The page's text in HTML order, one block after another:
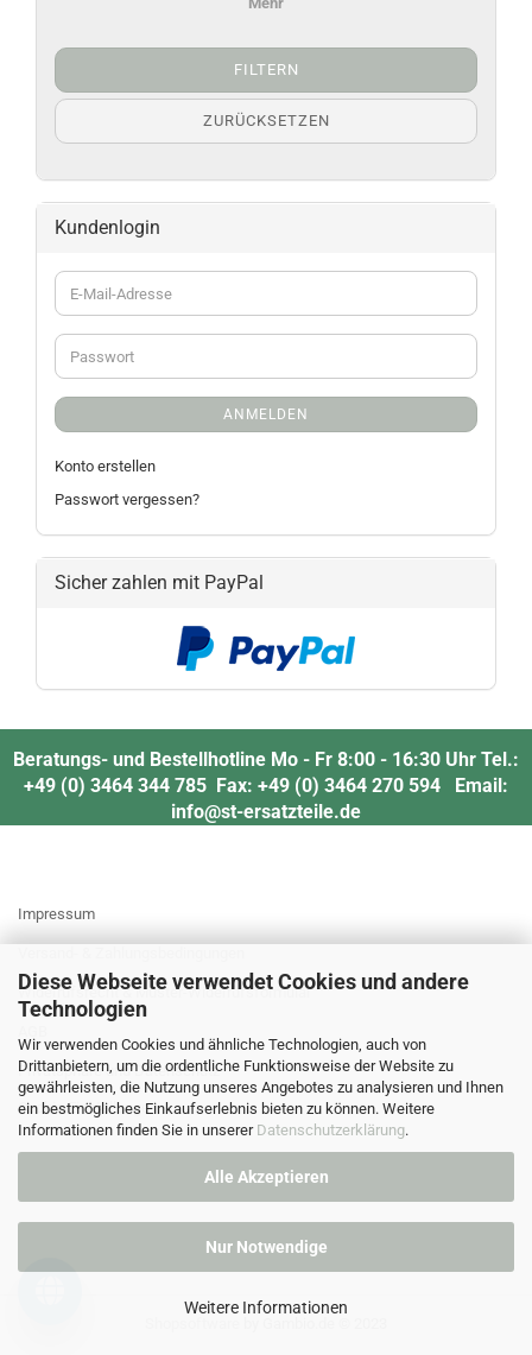
Diese Webseite verwendet Cookies und andere
Technologien
Wir verwenden Cookies und ähnliche Technologien, auch von
Drittanbietern, um die ordentliche Funktionsweise der Website zu
gewährleisten, die Nutzung unseres Angebotes zu analysieren und Ihnen
ein bestmögliches Einkaufserlebnis bieten zu können. Weitere
Informationen finden Sie in unserer Datenschutzerklärung.
Alle Akzeptieren
Nur Notwendige
Weitere Informationen
FILTERN
ZURÜCKSETZEN
Kundenlogin
ANMELDEN
Konto erstellen
Passwort vergessen?
Sicher zahlen mit PayPal
Beratungs- und Bestellhotline Mo - Fr 8:00 - 16:30 Uhr Tel.:
+49 (0) 3464 344 785 Fax: +49 (0) 3464 270 594 Email:
info@st-ersatzteile.de
Impressum
Widerrufsrecht & Muster-Widerrufsformular
Privatsphäre und Datenschutz
Cookie Einstellungen